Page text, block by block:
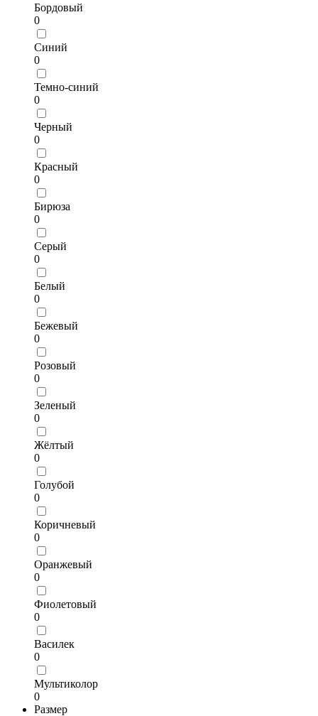
Бордовый
0
Синий
0
Темно-синий
0
Черный
0
Красный
0
Бирюза
0
Серый
0
Белый
0
Бежевый
0
Розовый
0
Зеленый
0
Жёлтый
0
Голубой
0
Коричневый
0
Оранжевый
0
Фиолетовый
0
Василек
0
Мультиколор
0
Размер